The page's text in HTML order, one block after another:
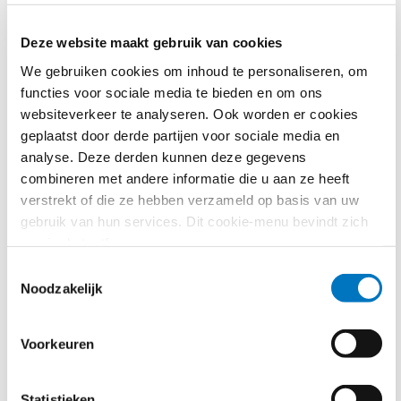
Deze website maakt gebruik van cookies
We gebruiken cookies om inhoud te personaliseren, om
functies voor sociale media te bieden en om ons
websiteverkeer te analyseren. Ook worden er cookies
geplaatst door derde partijen voor sociale media en
analyse. Deze derden kunnen deze gegevens
combineren met andere informatie die u aan ze heeft
verstrekt of die ze hebben verzameld op basis van uw
gebruik van hun services. Dit cookie-menu bevindt zich
Noodzakelijk
Voorkeuren
wordt voor het bepalen van het BSE gekeken naar de
de methode waarmee de referentie- en
disconteringspercentages worden vastgesteld.
Daaruit blijkt dat je uit moet gaan van het
geldende basispercentage
. (in dit voorbeeld
2,21%)
Afhankelijk van de rating en zekerheidsstelling
bepaalt bovengenoemde mededeling welke
opslagen er dienen te worden gebruikt. In het geval
2,20% opslag bij op te worden geteld.
In dit rekenvoorbeeld is de decentrale rente 2% bij
een nominaal bedrag van € 450.000, wat resulteert
in een annuïtair bedrag voor rente en aflossing van
De marktrente plus risico opslag (op basis van de